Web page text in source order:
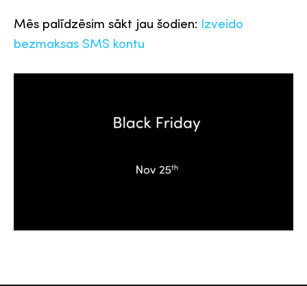
Mēs palīdzēsim sākt jau šodien: Izveido
bezmaksas SMS kontu